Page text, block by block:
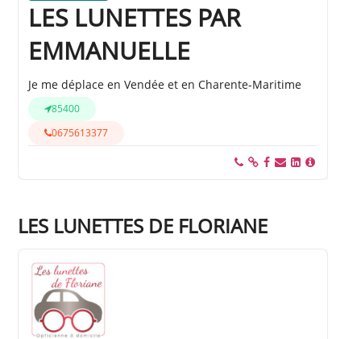
LES LUNETTES PAR
EMMANUELLE
Je me déplace en Vendée et en Charente-Maritime
85400
0675613377
LES LUNETTES DE FLORIANE